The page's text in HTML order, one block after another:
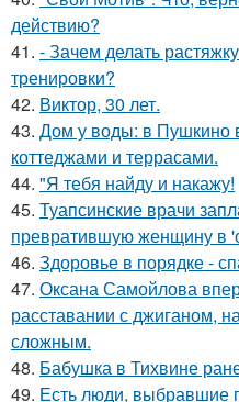
действию?
41. - Зачем делать
тренировки?
42. Виктор, 30 лет.
43. Дом у воды: в Пушкино
коттеджами и террасами.
44. "Я тебя найду и накажу!
45. Туапсинские врачи
превратившую женщину в
46. Здоровье в порядке -
47. Оксана Самойлова
расставании с джиганом,
сложным.
48. Бабушка в Тихвине
49. Есть люди, выбравшие